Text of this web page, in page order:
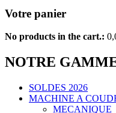
Votre panier
No products in the cart.:
NOTRE
SOLDES 2026
MACHINE A
MECANIQUE